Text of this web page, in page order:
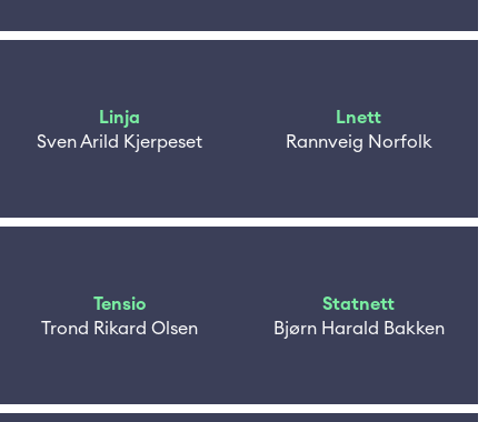
Linja
Sven Arild Kjerpeset
Lnett
Rannveig Norfolk
Tensio
Trond Rikard Olsen
Statnett
Bjørn Harald Bakken